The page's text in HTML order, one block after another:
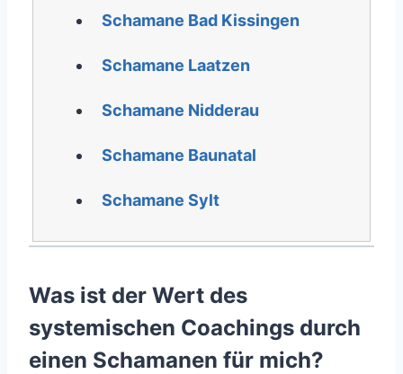
Schamane Bad Kissingen
Schamane Laatzen
Schamane Nidderau
Schamane Baunatal
Schamane Sylt
Was ist der Wert des
systemischen Coachings durch
einen Schamanen für mich?